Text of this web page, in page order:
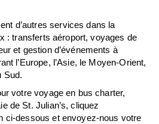
d’autres services dans la
: transferts aéroport, voyages de
et gestion d’événements à
l’Europe, l’Asie, le Moyen-Orient,
Sud.
votre voyage en bus charter,
de St. Julian’s, cliquez
ci-dessous et envoyez-nous votre